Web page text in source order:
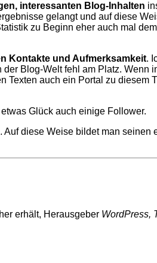
interessanten Blog-Inhalten
gelangt und auf diese
zu Beginn eher auch mal
Kontakte und Aufmerksamkeit.
der Blog-Welt fehl am Platz. Wenn
Texten auch ein Portal zu diesem
Glück auch einige Follower.
. Auf diese Weise bildet man seinen
erhält, Herausgeber WordPress,